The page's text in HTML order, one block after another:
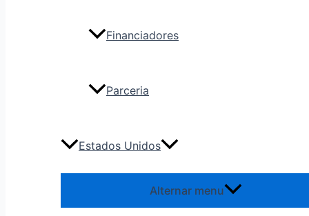
Financiadores
Parceria
Estados Unidos
Alternar menu